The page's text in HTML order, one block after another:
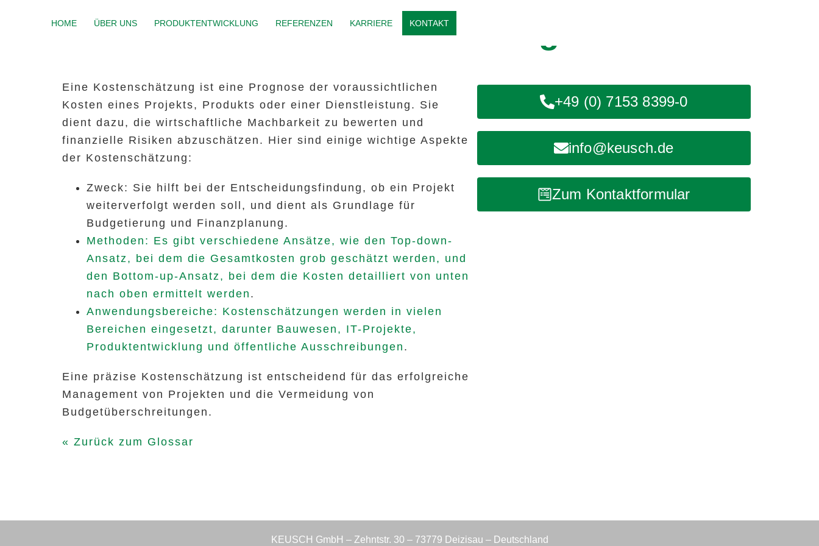
HOME ÜBER UNS PRODUKTENTWICKLUNG REFERENZEN KARRIERE KONTAKT
Kostenschätzung
Eine Kostenschätzung ist eine Prognose der voraussichtlichen
Kosten eines Projekts, Produkts oder einer Dienstleistung. Sie
dient dazu, die wirtschaftliche Machbarkeit zu bewerten und
finanzielle Risiken abzuschätzen. Hier sind einige wichtige Aspekte
der Kostenschätzung:
Zweck: Sie hilft bei der Entscheidungsfindung, ob ein Projekt
weiterverfolgt werden soll, und dient als Grundlage für
Budgetierung und Finanzplanung.
Methoden: Es gibt verschiedene Ansätze, wie den Top-down-
Ansatz, bei dem die Gesamtkosten grob geschätzt werden, und
den Bottom-up-Ansatz, bei dem die Kosten detailliert von unten
nach oben ermittelt werden .
Anwendungsbereiche: Kostenschätzungen werden in vielen
Bereichen eingesetzt, darunter Bauwesen, IT-Projekte,
Produktentwicklung und öffentliche Ausschreibungen .
Eine präzise Kostenschätzung ist entscheidend für das erfolgreiche
Management von Projekten und die Vermeidung von
Budgetüberschreitungen.
« Zurück zum Glossar
+49 (0) 7153 8399-0
info@keusch.de
Zum Kontaktformular
KEUSCH GmbH – Zehntstr. 30 – 73779 Deizisau – Deutschland